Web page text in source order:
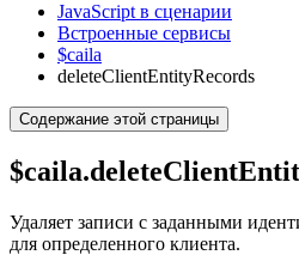
JavaScript в сценарии
Встроенные сервисы
$caila
deleteClientEntityRecords
Содержание этой страницы
Удаляет записи с заданными
для определенного клиента.